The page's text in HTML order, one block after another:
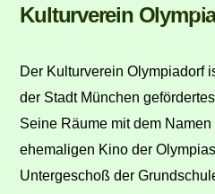
Kulturverein
Der Kulturverein Olympiadorf
der Stadt München
Seine Räume mit dem
ehemaligen Kino der
Untergeschoß der